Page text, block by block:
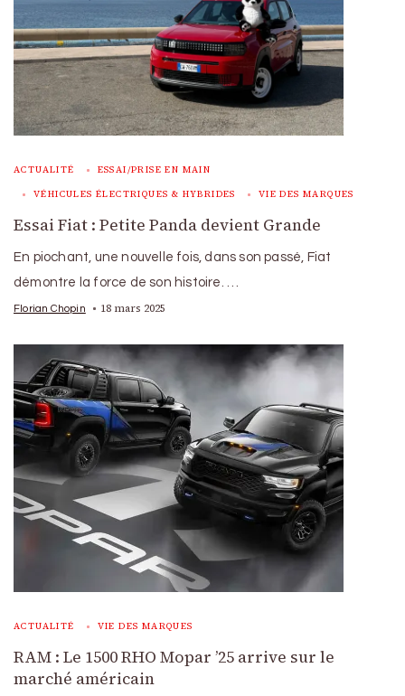
ACTUALITÉ ESSAI/PRISE EN MAIN
VÉHICULES ÉLECTRIQUES & HYBRIDES VIE DES MARQUES
Essai Fiat : Petite Panda devient Grande
En piochant, une nouvelle fois, dans son passé, Fiat
démontre la force de son histoire. …
Florian Chopin 18 mars 2025
ACTUALITÉ VIE DES MARQUES
RAM : Le 1500 RHO Mopar ’25 arrive sur le
marché américain